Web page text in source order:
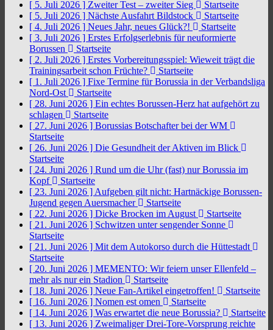
[ 5. Juli 2026 ] Zweiter Test – zweiter Sieg
Startseite
[ 5. Juli 2026 ] Nächste Ausfahrt Bildstock
Startseite
[ 4. Juli 2026 ] Neues Jahr, neues Glück?!
Startseite
[ 3. Juli 2026 ] Erstes Erfolgserlebnis für neuformierte
Borussen
Startseite
[ 2. Juli 2026 ] Erstes Vorbereitungsspiel: Wieweit trägt die
Trainingsarbeit schon Früchte?
Startseite
[ 1. Juli 2026 ] Fixe Termine für Borussia in der Verbandsliga
Nord-Ost
Startseite
[ 28. Juni 2026 ] Ein echtes Borussen-Herz hat aufgehört zu
schlagen
Startseite
[ 27. Juni 2026 ] Borussias Botschafter bei der WM
Startseite
[ 26. Juni 2026 ] Die Gesundheit der Aktiven im Blick
Startseite
[ 24. Juni 2026 ] Rund um die Uhr (fast) nur Borussia im
Kopf
Startseite
[ 23. Juni 2026 ] Aufgeben gilt nicht: Hartnäckige Borussen-
Jugend gegen Auersmacher
Startseite
[ 22. Juni 2026 ] Dicke Brocken im August
Startseite
[ 21. Juni 2026 ] Schwitzen unter sengender Sonne
Startseite
[ 21. Juni 2026 ] Mit dem Autokorso durch die Hüttestadt
Startseite
[ 20. Juni 2026 ] MEMENTO: Wir feiern unser Ellenfeld –
mehr als nur ein Stadion
Startseite
[ 18. Juni 2026 ] Neue Fan-Artikel eingetroffen!
Startseite
[ 16. Juni 2026 ] Nomen est omen
Startseite
[ 14. Juni 2026 ] Was erwartet die neue Borussia?
Startseite
[ 13. Juni 2026 ] Zweimaliger Drei-Tore-Vorsprung reichte